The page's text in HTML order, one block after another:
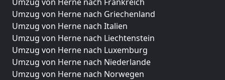
Umzug von Herne nach Griechenland
Umzug von Herne nach Italien
Umzug von Herne nach Liechtenstein
Umzug von Herne nach Luxemburg
Umzug von Herne nach Niederlande
Umzug von Herne nach Norwegen